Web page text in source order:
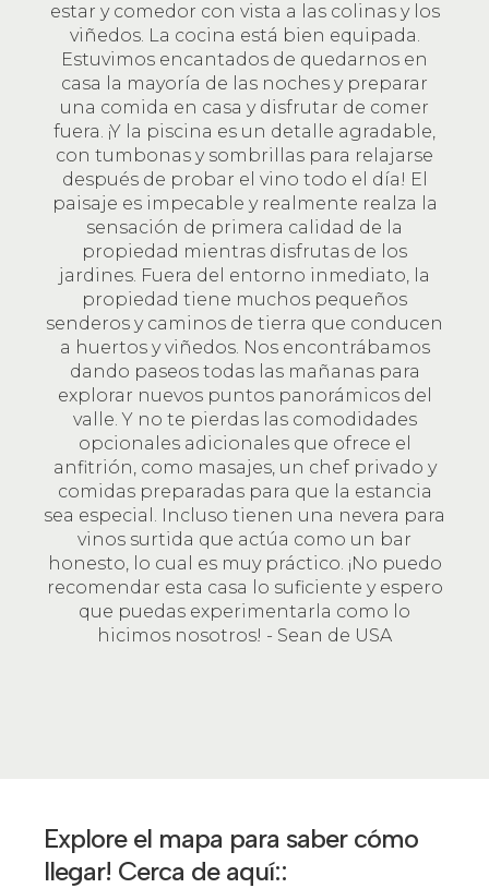
estar y comedor con vista a las colinas y los
viñedos. La cocina está bien equipada.
Estuvimos encantados de quedarnos en
casa la mayoría de las noches y preparar
una comida en casa y disfrutar de comer
fuera. ¡Y la piscina es un detalle agradable,
con tumbonas y sombrillas para relajarse
después de probar el vino todo el día! El
paisaje es impecable y realmente realza la
sensación de primera calidad de la
propiedad mientras disfrutas de los
jardines. Fuera del entorno inmediato, la
propiedad tiene muchos pequeños
senderos y caminos de tierra que conducen
a huertos y viñedos. Nos encontrábamos
dando paseos todas las mañanas para
explorar nuevos puntos panorámicos del
valle. Y no te pierdas las comodidades
opcionales adicionales que ofrece el
anfitrión, como masajes, un chef privado y
comidas preparadas para que la estancia
sea especial. Incluso tienen una nevera para
vinos surtida que actúa como un bar
honesto, lo cual es muy práctico. ¡No puedo
recomendar esta casa lo suficiente y espero
que puedas experimentarla como lo
hicimos nosotros! - Sean de USA
Explore el mapa para saber cómo
llegar! Cerca de aquí::